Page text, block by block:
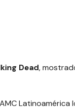
Dead,
Latinoamérica